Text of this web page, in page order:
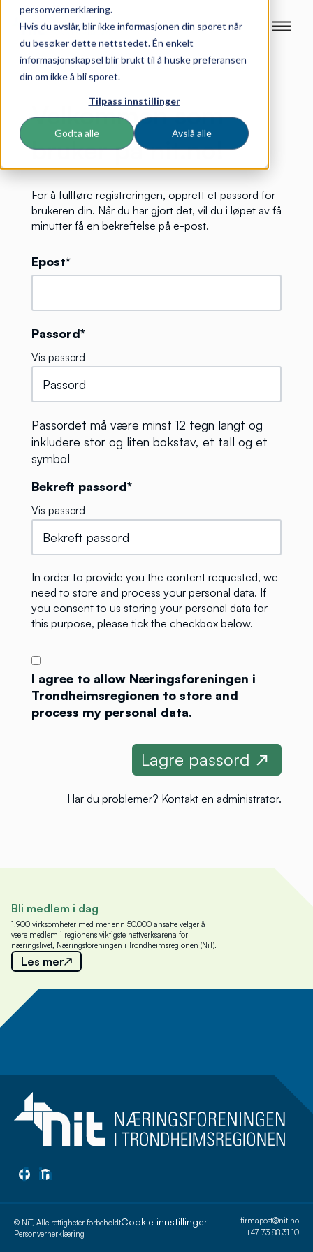
personvernerklæring.
Hvis du avslår, blir ikke informasjonen din sporet når
du besøker dette nettstedet. Én enkelt
informasjonskapsel blir brukt til å huske preferansen
din om ikke å bli sporet.
Tilpass innstillinger
Godta alle Avslå alle
Velkommen som
bruker på nit.no!
For å fullføre registreringen, opprett et passord for
brukeren din. Når du har gjort det, vil du i løpet av få
minutter få en bekreftelse på e-post.
Epost*
Passord*
Vis passord
Passordet må være minst 12 tegn langt og
inkludere stor og liten bokstav, et tall og et
symbol
Bekreft passord*
Vis passord
In order to provide you the content requested, we
need to store and process your personal data. If
you consent to us storing your personal data for
this purpose, please tick the checkbox below.
I agree to allow Næringsforeningen i
Trondheimsregionen to store and
process my personal data.
Har du problemer? Kontakt en administrator.
Bli medlem i dag
1.900 virksomheter med mer enn 50.000 ansatte velger å
være medlem i regionens viktigste nettverksarena for
næringslivet, Næringsforeningen i Trondheimsregionen (NiT).
Les mer
© NiT, Alle rettigheter forbeholdtCookie innstillinger
Personvernerklæring
firmapost@nit.no
+47 73 88 31 10